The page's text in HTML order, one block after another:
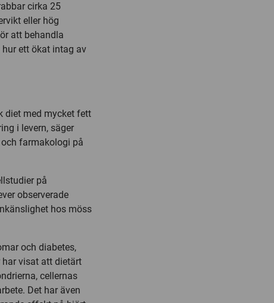
cirka 25
eller hög
att behandla
ett ökat intag av
diet med mycket fett
i levern, säger
farmakologi på
på
observerade
hos möss
och diabetes,
visat att dietärt
cellernas
Det har även